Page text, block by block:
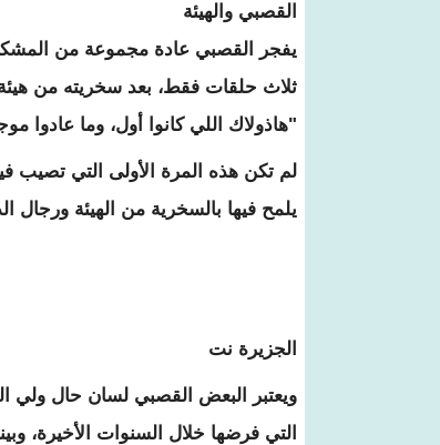
القصبي والهيئة
يفجر القصبي عادة مجموعة من
ثلاث حلقات فقط، بعد سخريته من
"هاذولاك اللي كانوا أول، وما عادوا
لم تكن هذه المرة الأولى التي تصيب
يلمح فيها بالسخرية من الهيئة ورجال
الجزيرة نت
ويعتبر البعض القصبي لسان حال ولي
التي فرضها خلال السنوات